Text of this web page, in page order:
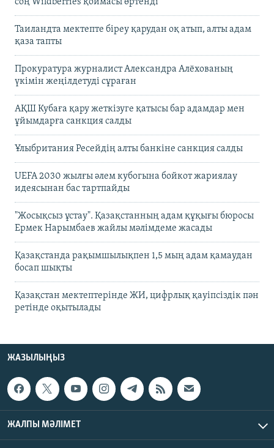
Таиландта мектепте біреу қарудан оқ атып, алты адам
қаза тапты
Прокуратура журналист Александра Алёхованың
үкімін жеңілдетуді сұраған
АҚШ Кубаға қару жеткізуге қатысы бар адамдар мен
ұйымдарға санкция салды
Ұлыбритания Ресейдің алты банкіне санкция салды
UEFA 2030 жылғы әлем кубогына бойкот жариялау
идеясынан бас тартпайды
"Жосықсыз ұстау". Қазақстанның адам құқығы бюросы
Ермек Нарымбаев жайлы мәлімдеме жасады
Қазақстанда рақымшылықпен 1,5 мың адам қамаудан
босап шықты
Қазақстан мектептерінде ЖИ, цифрлық қауіпсіздік пән
ретінде оқытылады
ЖАЗЫЛЫҢЫЗ
ЖАЛПЫ МӘЛІМЕТ